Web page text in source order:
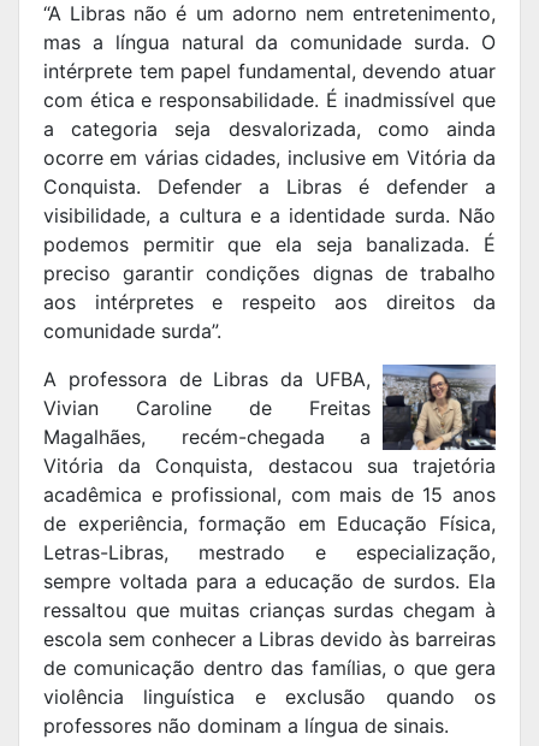
“A Libras não é um adorno nem entretenimento,
mas a língua natural da comunidade surda. O
intérprete tem papel fundamental, devendo atuar
com ética e responsabilidade. É inadmissível que
a categoria seja desvalorizada, como ainda
ocorre em várias cidades, inclusive em Vitória da
Conquista. Defender a Libras é defender a
visibilidade, a cultura e a identidade surda. Não
podemos permitir que ela seja banalizada. É
preciso garantir condições dignas de trabalho
aos intérpretes e respeito aos direitos da
comunidade surda”.
A professora de Libras da UFBA,
Vivian Caroline de Freitas
Magalhães, recém-chegada a
Vitória da Conquista, destacou sua trajetória
acadêmica e profissional, com mais de 15 anos
de experiência, formação em Educação Física,
Letras-Libras, mestrado e especialização,
sempre voltada para a educação de surdos. Ela
ressaltou que muitas crianças surdas chegam à
escola sem conhecer a Libras devido às barreiras
de comunicação dentro das famílias, o que gera
violência linguística e exclusão quando os
professores não dominam a língua de sinais.